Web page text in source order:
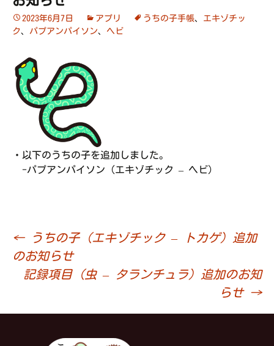
2023年6月7日 アプリ うちの子手帳、 エキゾチッ
ク、 パプアンパイソン、 ヘビ
・以下のうちの子を追加しました。
-パプアンパイソン（エキゾチック – ヘビ）
投
稿
ナ
←うちの子（エキゾチック – トカゲ）追加
のお知らせ
記録項目（虫 – タランチュラ）追加のお知
らせ →